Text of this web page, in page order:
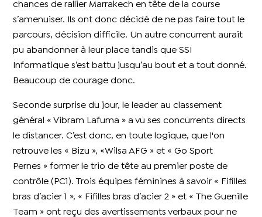
chances de rallier Marrakech en tête de la course
s’amenuiser. Ils ont donc décidé de ne pas faire tout le
parcours, décision difficile. Un autre concurrent aurait
pu abandonner à leur place tandis que SSI
Informatique s’est battu jusqu’au bout et a tout donné.
Beaucoup de courage donc.
Seconde surprise du jour, le leader au classement
général « Vibram Lafuma » a vu ses concurrents directs
le distancer. C’est donc, en toute logique, que l'on
retrouve les « Bizu », «Wilsa AFG » et « Go Sport
Pernes » former le trio de tête au premier poste de
contrôle (PC1). Trois équipes féminines à savoir « Fifilles
bras d’acier 1 », « Fifilles bras d’acier 2 » et « The Guenille
Team » ont reçu des avertissements verbaux pour ne